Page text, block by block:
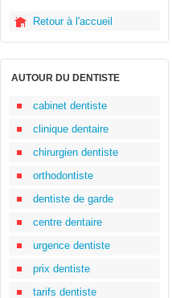
Retour à l'accueil
AUTOUR DU DENTISTE
cabinet dentiste
clinique dentaire
chirurgien dentiste
orthodontiste
dentiste de garde
centre dentaire
urgence dentiste
prix dentiste
tarifs dentiste